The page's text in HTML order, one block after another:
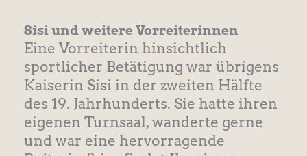
Sisi und weitere Vorreiterinnen
Eine Vorreiterin hinsichtlich
sportlicher Betätigung war übrigens
Kaiserin Sisi in der zweiten Hälfte
des 19. Jahrhunderts. Sie hatte ihren
eigenen Turnsaal, wanderte gerne
und war eine hervorragende